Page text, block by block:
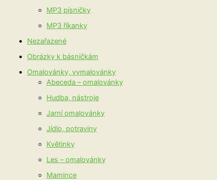
MP3 písničky
MP3 říkanky
Nezařazené
Obrázky k básničkám
Omalovánky, vymalovánky
Abeceda – omalovánky
Hudba, nástroje
Jarní omalovánky
Jídlo, potraviny
Květinky
Les – omalovánky
Mamince